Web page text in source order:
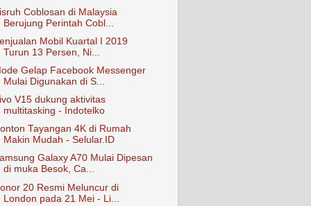
Coblosan di Malaysia
Berujung Perintah Cobl...
Mobil Kuartal I 2019
Turun 13 Persen, Ni...
Gelap Facebook Messenger
Mulai Digunakan di S...
V15 dukung aktivitas
multitasking - Indotelko
Tayangan 4K di Rumah
Makin Mudah - Selular.ID
Galaxy A70 Mulai Dipesan
di muka Besok, Ca...
20 Resmi Meluncur di
London pada 21 Mei - Li...